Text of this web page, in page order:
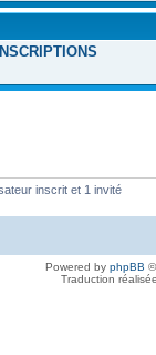
inscrit et 1 invité
Powered by phpBB
Traduction